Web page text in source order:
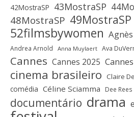
42MostraSP 43MostraSP
48MostraSP 49MostraSP
52filmsbywomen
Andrea Arnold Anna Muylaert Ava
Cannes Cannes 2025
cinema brasileiro Claire
comédia Céline Sciamma Dee Rees
documentário drama